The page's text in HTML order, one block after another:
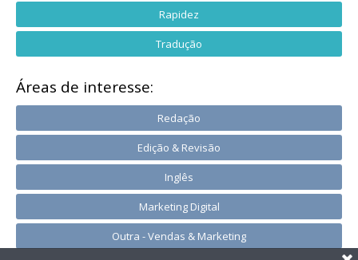
Rapidez
Tradução
Áreas de interesse:
Redação
Edição & Revisão
Inglês
Marketing Digital
Outra - Vendas & Marketing